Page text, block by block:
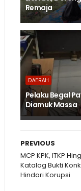
Remaja
DAERAH
Pelaku Begal
Diamuk Massa
PREVIOUS
MCP KPK, ITKP
Katalog Bukti
Hindari Korupsi